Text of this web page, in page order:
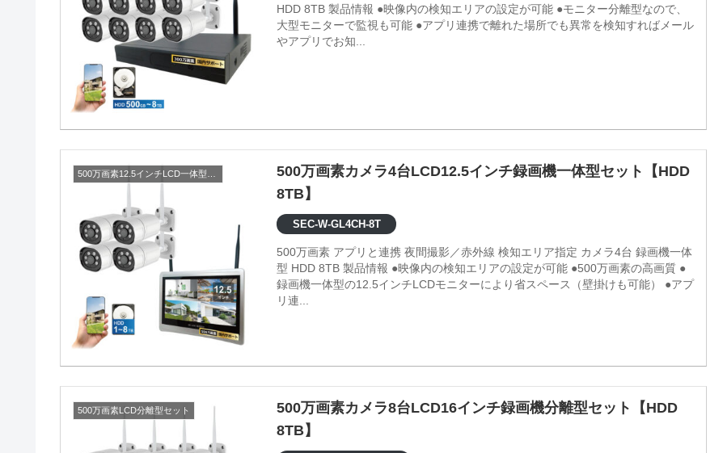
HDD 8TB 製品情報 ●映像内の検知エリアの設定が可能 ●モニター分離型なので、
大型モニターで監視も可能 ●アプリ連携で離れた場所でも異常を検知すればメール
やアプリでお知...
500万画素カメラ4台LCD12.5インチ録画機一体型セット【HDD
8TB】
SEC-W-GL4CH-8T
500万画素 アプリと連携 夜間撮影／赤外線 検知エリア指定 カメラ4台 録画機一体
型 HDD 8TB 製品情報 ●映像内の検知エリアの設定が可能 ●500万画素の高画質 ●
録画機一体型の12.5インチLCDモニターにより省スペース（壁掛けも可能） ●アプ
リ連...
500万画素LCD分離型セット
500万画素カメラ8台LCD16インチ録画機分離型セット【HDD
8TB】